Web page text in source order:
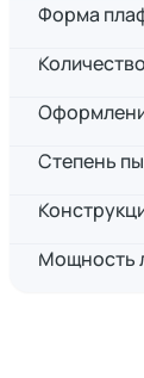
Форма
Степень
Мощность